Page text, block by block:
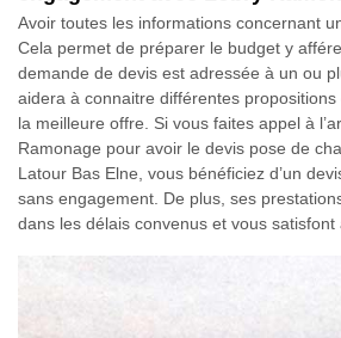
Avoir toutes les informations concernant
Cela permet de préparer le budget y
demande de devis est adressée à un ou
aidera à connaitre différentes
la meilleure offre. Si vous faites appel à
Ramonage pour avoir le devis pose de
Latour Bas Elne, vous bénéficiez d’un
sans engagement. De plus, ses
dans les délais convenus et vous satisfont